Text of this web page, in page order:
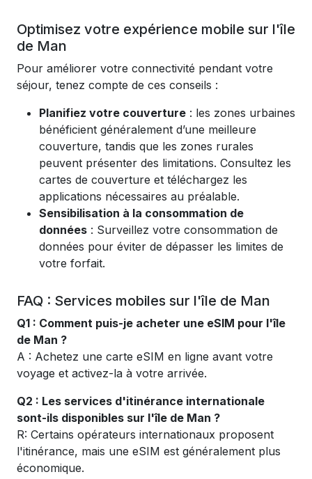
Optimisez votre expérience mobile sur l'île
de Man
Pour améliorer votre connectivité pendant votre
séjour, tenez compte de ces conseils :
Planifiez votre couverture : les zones urbaines
bénéficient généralement d’une meilleure
couverture, tandis que les zones rurales
peuvent présenter des limitations. Consultez les
cartes de couverture et téléchargez les
applications nécessaires au préalable.
Sensibilisation à la consommation de
données : Surveillez votre consommation de
données pour éviter de dépasser les limites de
votre forfait.
FAQ : Services mobiles sur l'île de Man
Q1 : Comment puis-je acheter une eSIM pour l'île
de Man ?
A : Achetez une carte eSIM en ligne avant votre
voyage et activez-la à votre arrivée.
Q2 : Les services d'itinérance internationale
sont-ils disponibles sur l'île de Man ?
R: Certains opérateurs internationaux proposent
l'itinérance, mais une eSIM est généralement plus
économique.